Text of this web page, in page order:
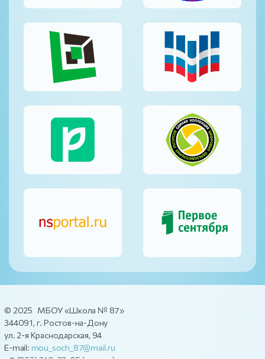
© 2025 МБОУ «Школа № 87»
344091, г. Ростов-на-Дону
ул. 2-я Краснодарская, 94
E-mail: mou_soch_87@mail.ru